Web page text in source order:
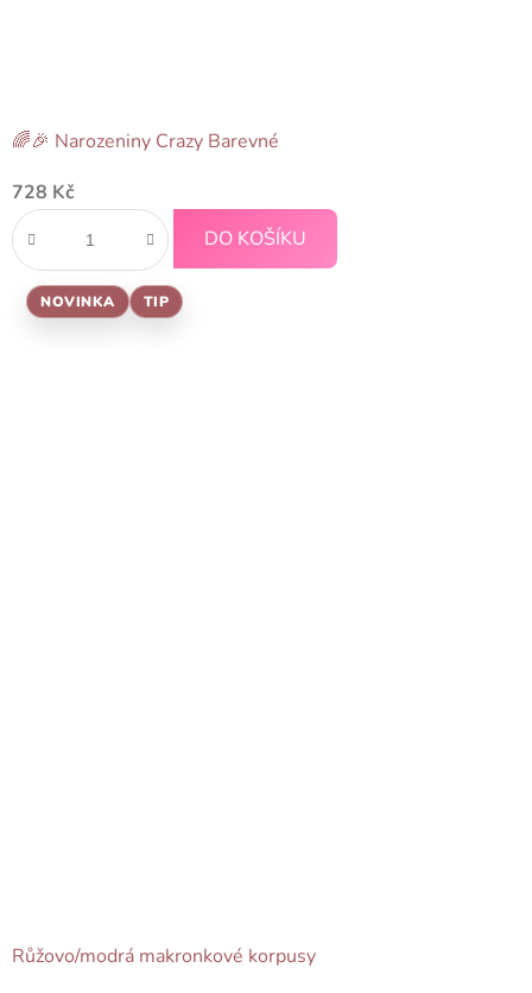
🌈🎉 Narozeniny Crazy Barevné
hodnocení
produktu
je
5,0
728 Kč
DO KOŠÍKU
NOVINKA TIP
Růžovo/modrá makronkové korpusy